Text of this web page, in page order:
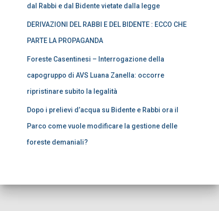
dal Rabbi e dal Bidente vietate dalla legge
DERIVAZIONI DEL RABBI E DEL BIDENTE : ECCO CHE
PARTE LA PROPAGANDA
Foreste Casentinesi – Interrogazione della
capogruppo di AVS Luana Zanella: occorre
ripristinare subito la legalità
Dopo i prelievi d’acqua su Bidente e Rabbi ora il
Parco come vuole modificare la gestione delle
foreste demaniali?